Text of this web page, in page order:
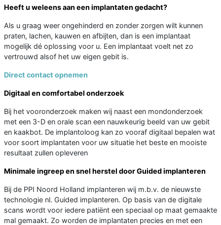
Heeft u weleens aan een implantaten gedacht?
Als u graag weer ongehinderd en zonder zorgen wilt kunnen
praten, lachen, kauwen en afbijten, dan is een implantaat
mogelijk dé oplossing voor u. Een implantaat voelt net zo
vertrouwd alsof het uw eigen gebit is.
Direct contact opnemen
Digitaal en comfortabel onderzoek
Bij het vooronderzoek maken wij naast een mondonderzoek
met een 3-D en orale scan een nauwkeurig beeld van uw gebit
en kaakbot. De implantoloog kan zo vooraf digitaal bepalen wat
voor soort implantaten voor uw situatie het beste en mooiste
resultaat zullen opleveren
Minimale ingreep en snel herstel door Guided implanteren
Bij de PPI Noord Holland implanteren wij m.b.v. de nieuwste
technologie nl. Guided implanteren. Op basis van de digitale
scans wordt voor iedere patiënt een speciaal op maat gemaakte
mal gemaakt. Zo worden de implantaten precies en met een